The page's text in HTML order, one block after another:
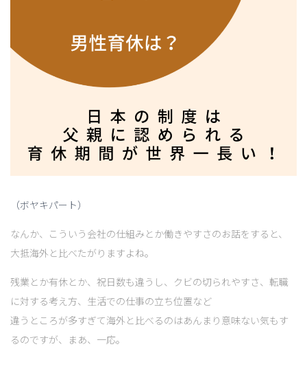
（ボヤキパート）
なんか、こういう会社の仕組みとか働きやすさのお話をすると、
大抵海外と比べたがりますよね。
残業とか有休とか、祝日数も違うし、クビの切られやすさ、転職
に対する考え方、生活での仕事の立ち位置など
違うところが多すぎて海外と比べるのはあんまり意味ない気もす
るのですが、まあ、一応。